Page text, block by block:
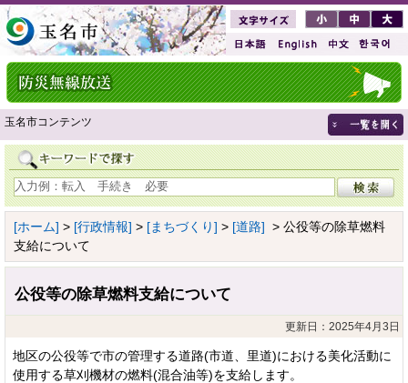
玉名市コンテンツ
[ホーム] > [行政情報] > [まちづくり] > [道路] > 公役等の除草燃料
支給について
公役等の除草燃料支給について
更新日：2025年4月3日
地区の公役等で市の管理する道路(市道、里道)における美化活動に
使用する草刈機材の燃料(混合油等)を支給します。